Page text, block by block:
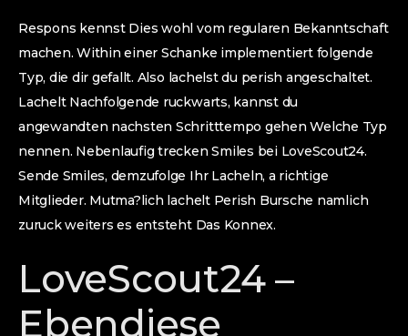
Respons kennst Dies wohl vom regularen Bekanntschaft
machen. Within einer Schanke implementiert folgende
Typ, die dir gefallt. Also lachelst du perish angeschaltet.
Lachelt Nachfolgende ruckwarts, kannst du
angewandten nachsten Schritttempo gehen Welche Typ
nennen. Nebenlaufig trecken Smiles bei LoveScout24.
Sende Smiles, demzufolge Ihr Lacheln, a richtige
Mitglieder. Mutma?lich lachelt Perish Bursche namlich
zuruck weiters es entsteht Das Konnex.
LoveScout24 –
Ebendiese